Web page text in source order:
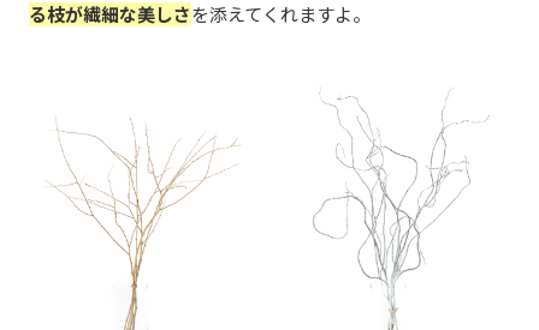
る枝が繊細な美しさを添えてくれますよ。